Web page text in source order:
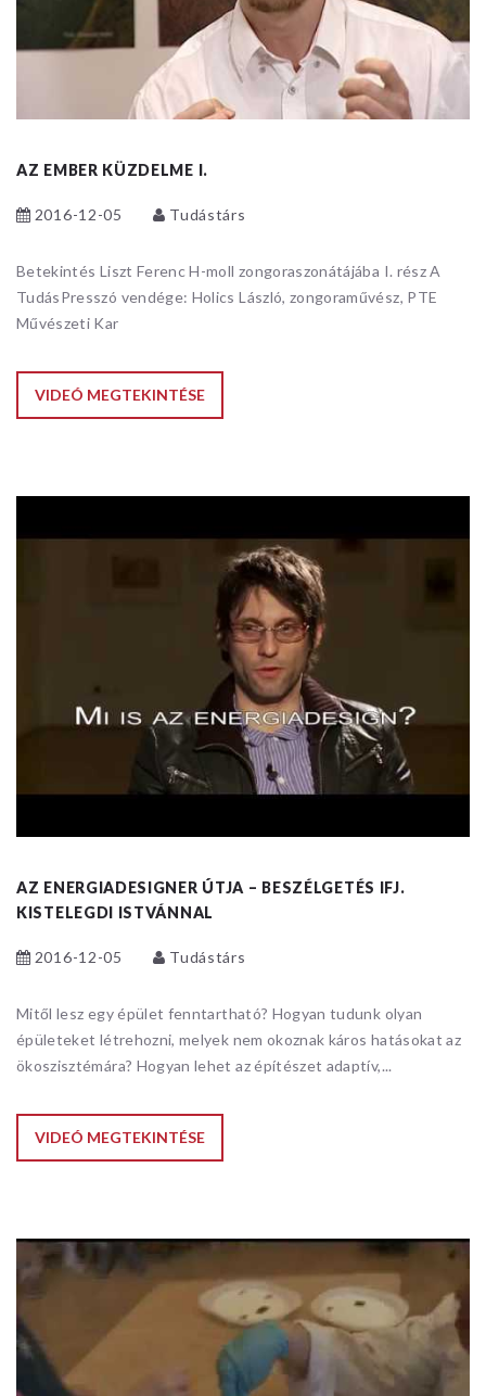
AZ EMBER KÜZDELME I.
2016-12-05 Tudástárs
Betekintés Liszt Ferenc H-moll zongoraszonátájába I. rész A
TudásPresszó vendége: Holics László, zongoraművész, PTE
Művészeti Kar
VIDEÓ MEGTEKINTÉSE
AZ ENERGIADESIGNER ÚTJA – BESZÉLGETÉS IFJ.
KISTELEGDI ISTVÁNNAL
2016-12-05 Tudástárs
Mitől lesz egy épület fenntartható? Hogyan tudunk olyan
épületeket létrehozni, melyek nem okoznak káros hatásokat az
ökoszisztémára? Hogyan lehet az építészet adaptív,...
VIDEÓ MEGTEKINTÉSE